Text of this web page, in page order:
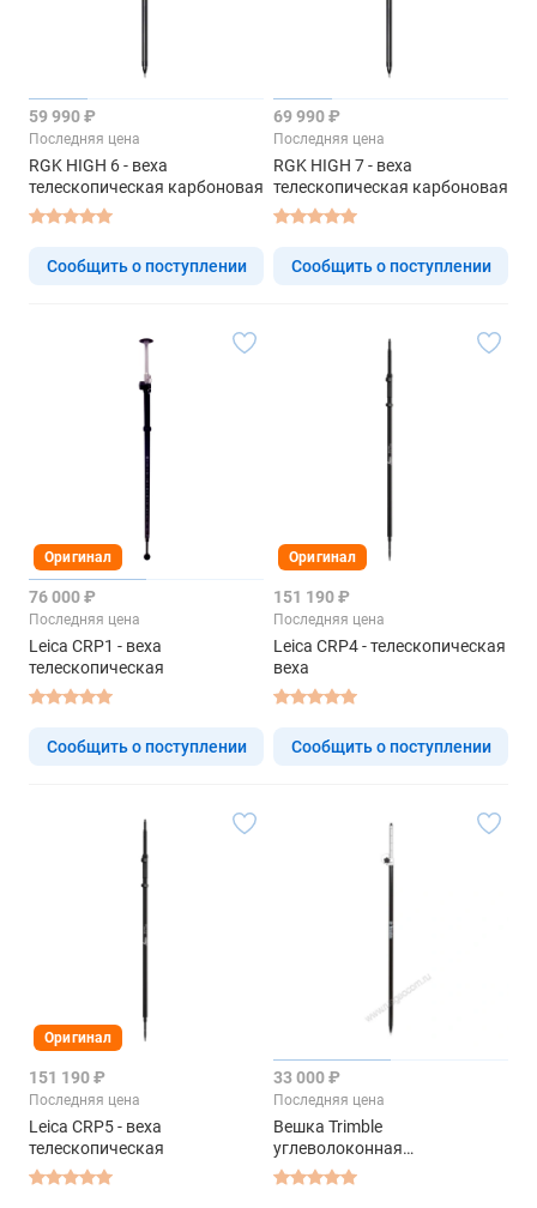
59 990 ₽
Последняя цена
RGK HIGH 6 - веха
телескопическая карбоновая
Сообщить о поступлении
69 990 ₽
Последняя цена
RGK HIGH 7 - веха
телескопическая карбоновая
Сообщить о поступлении
Оригинал
76 000 ₽
Последняя цена
Leica CRP1 - веха
телескопическая
Сообщить о поступлении
Оригинал
151 190 ₽
Последняя цена
Leica CRP4 - телескопическая
веха
Сообщить о поступлении
Оригинал
151 190 ₽
Последняя цена
Leica CRP5 - веха
телескопическая
33 000 ₽
Последняя цена
Вешка Trimble
углеволоконная
телескопическая без бипода
2,6 M